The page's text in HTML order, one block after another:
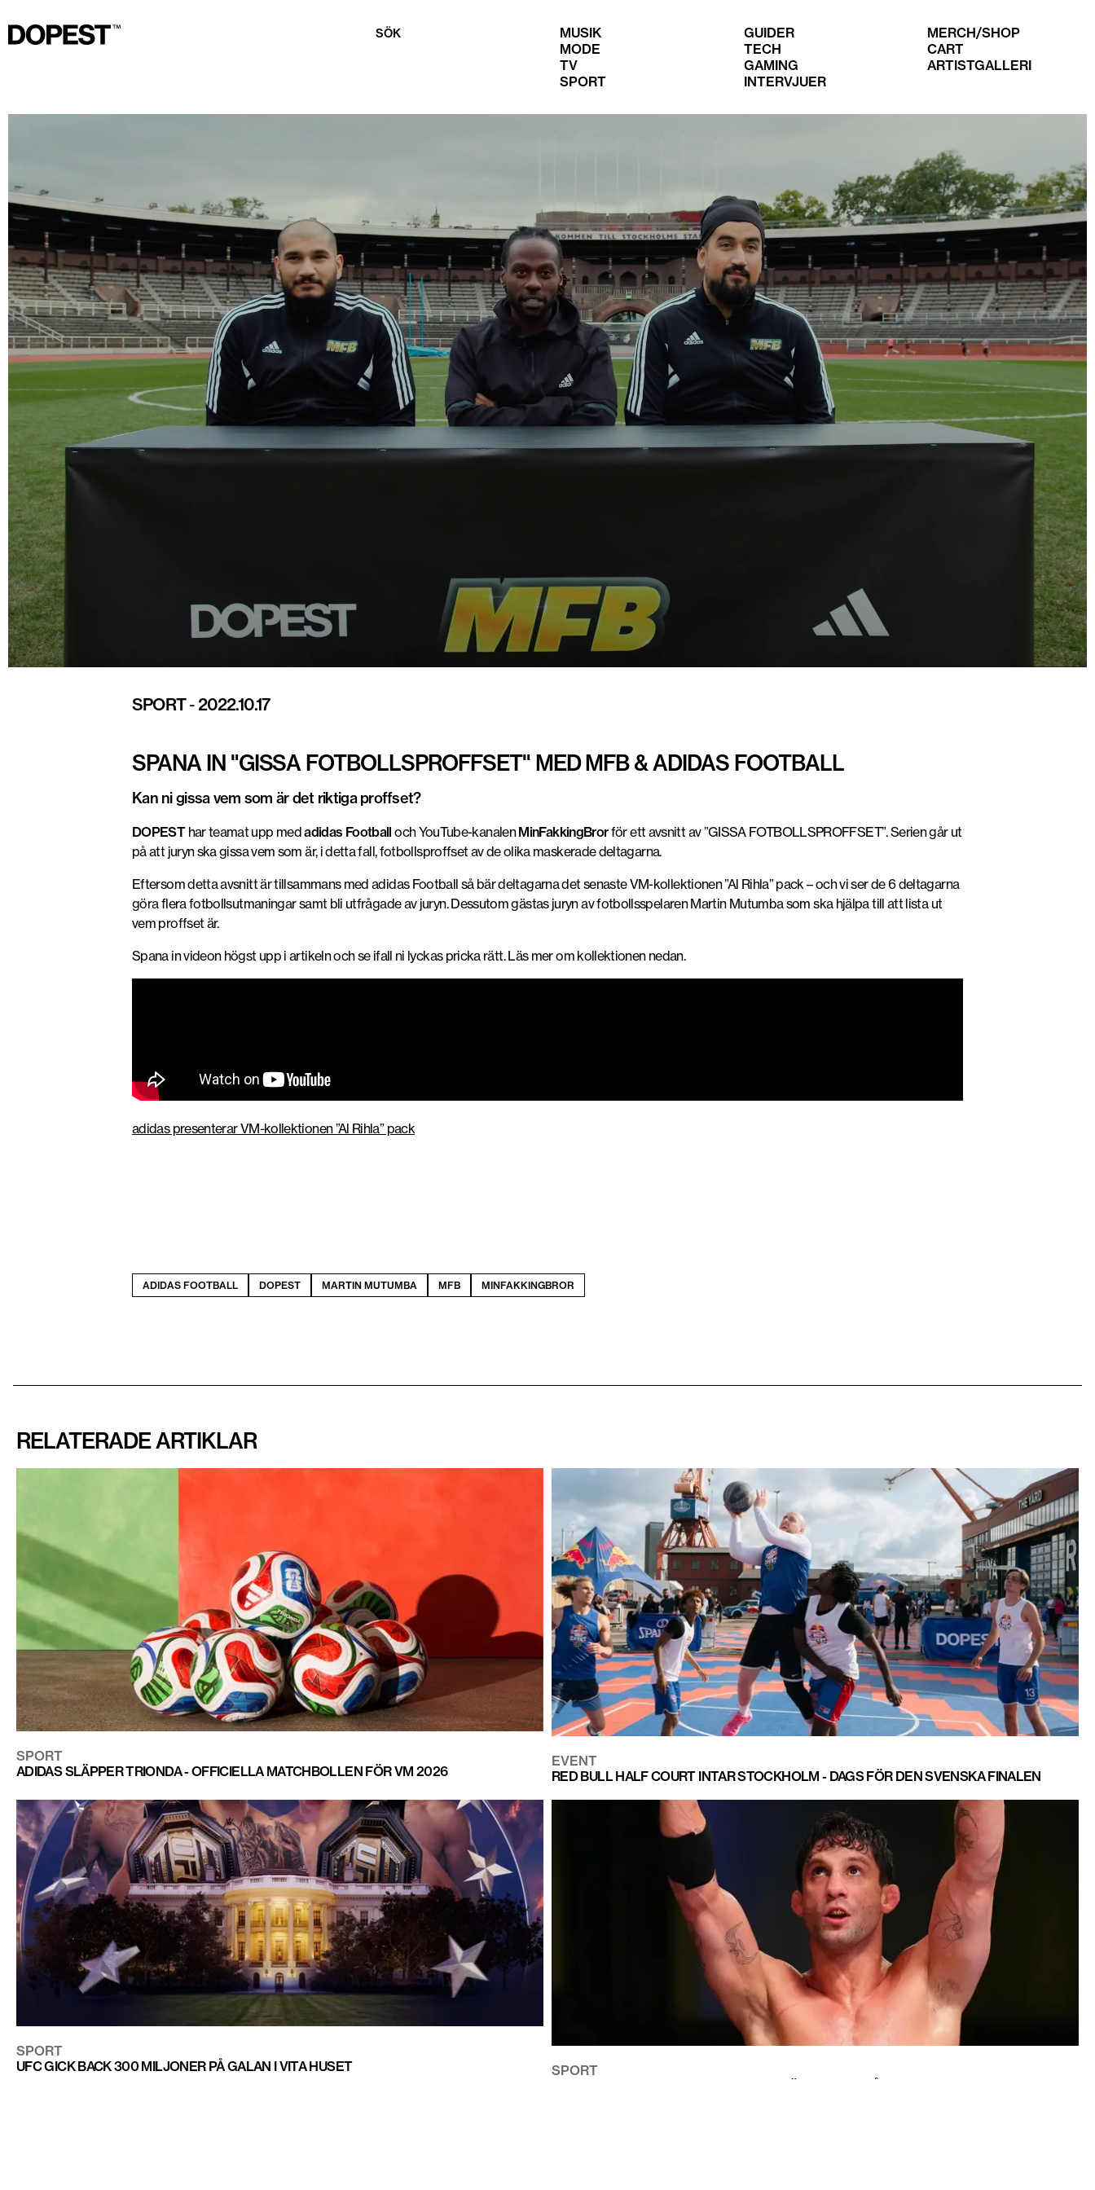
SÖK
MUSIK
MODE
TV
SPORT
GUIDER
TECH
GAMING
INTERVJUER
MERCH/SHOP
CART
ARTISTGALLERI
SPORT- 2022.10.17
SPANA IN "GISSA FOTBOLLSPROFFSET" MED MFB & ADIDAS FOOTBALL
Kan ni gissa vem som är det riktiga proffset?
DOPESThar teamat upp medadidas Football och YouTube-kanalenMinFakkingBrorför ett avsnitt av ”GISSA FOTBOLLSPROFFSET”. Serien går ut
på att juryn ska gissa vem som är, i detta fall, fotbollsproffset av de olika maskerade deltagarna.
Eftersom detta avsnitt är tillsammans med adidas Football så bär deltagarna det senaste VM-kollektionen ”Al Rihla” pack – och vi ser de 6 deltagarna
göra flera fotbollsutmaningar samt bli utfrågade av juryn. Dessutom gästas juryn av fotbollsspelaren Martin Mutumba som ska hjälpa till att lista ut
vem proffset är.
Spana in videon högst upp i artikeln och se ifall ni lyckas pricka rätt. Läs mer om kollektionen nedan.
adidas presenterar VM-kollektionen ”Al Rihla” pack
ADIDAS FOOTBALL DOPEST MARTIN MUTUMBA MFB MINFAKKINGBROR
RELATERADE ARTIKLAR
SPORT
ADIDAS SLÄPPER TRIONDA - OFFICIELLA MATCHBOLLEN FÖR VM 2026
EVENT
RED BULL HALF COURT INTAR STOCKHOLM - DAGS FÖR DEN SVENSKA FINALEN
SPORT
UFC GICK BACK 300 MILJONER PÅ GALAN I VITA HUSET
SPORT